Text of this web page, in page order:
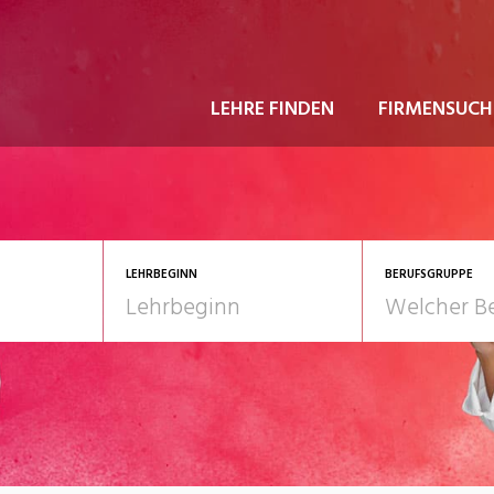
LEHRE FINDEN
LEHRBEGINN BERUFSGRUPPE
Gesundheit/Pflege/
Telco
Kultur